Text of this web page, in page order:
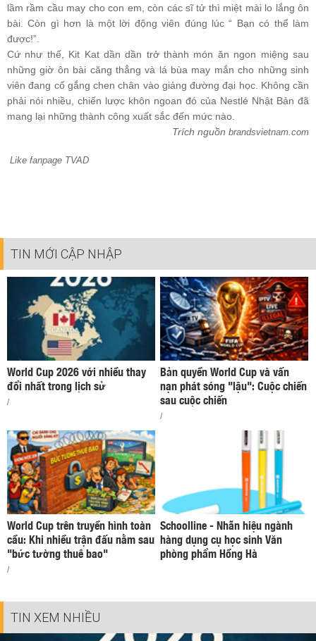
lầm rầm cầu may cho con em, còn các sĩ tử thì miệt mài lo lắng ôn
bài. Còn gì hơn là một lời động viên đúng lúc “ Bạn có thể làm
được!”.
Cứ như thế, Kit Kat dần dần trở thành món ăn ngon miệng sau
những giờ ôn bài căng thẳng và lá bùa may mắn cho những sinh
viên đang cố gắng chen chân vào giảng đường đại học. Không cần
phải nói nhiều, chiến lược khôn ngoan đó của Nestlé Nhật Bản đã
mang lại những thành công xuất sắc đến mức nào.
Trích nguồn brandsvietnam.com
Like fanpage TVAD
TIN MỚI CẬP NHẬP
World Cup 2026 với nhiều thay
đổi nhất trong lịch sử
/
Bản quyền World Cup và vấn
nạn phát sóng "lậu": Cuộc chiến
sau cuộc chiến
/
World Cup trên truyền hình toàn
cầu: Khi nhiều trận đấu nằm sau
"bức tường thuê bao"
/
Schoolline - Nhãn hiệu ngành
hàng dụng cụ học sinh Văn
phòng phẩm Hồng Hà
TIN XEM NHIỀU